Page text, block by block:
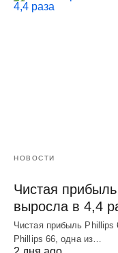
НОВОСТИ
Чистая
выросла в 4,4
Чистая прибыль Phillips
Phillips 66, одна из…